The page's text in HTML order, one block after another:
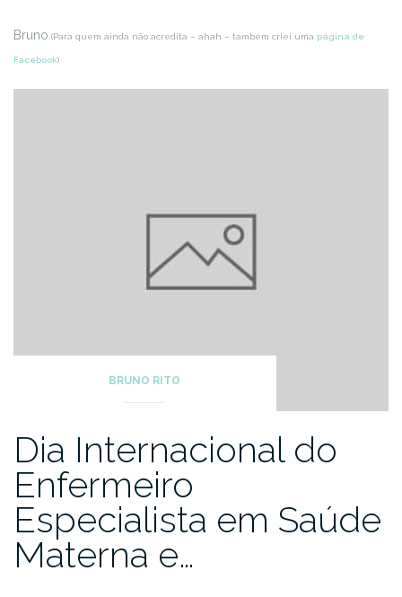
Bruno.(Para quem ainda não acredita – ahah – também criei uma página de
Facebook)
BRUNO RITO
Dia Internacional do
Enfermeiro
Especialista em Saúde
Materna e…